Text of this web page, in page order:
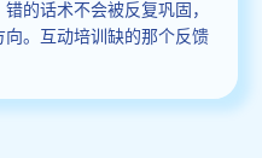
的话术不会被反复巩固，
。互动培训缺的那个反馈